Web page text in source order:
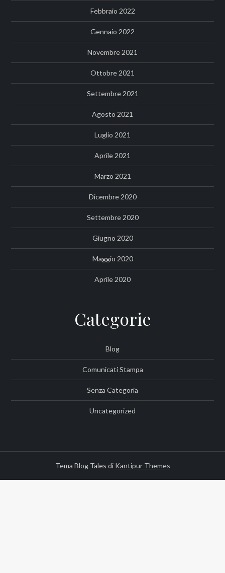
Febbraio 2022
Gennaio 2022
Novembre 2021
Ottobre 2021
Settembre 2021
Agosto 2021
Luglio 2021
Aprile 2021
Marzo 2021
Dicembre 2020
Settembre 2020
Giugno 2020
Maggio 2020
Aprile 2020
Categorie
Blog
Comunicati Stampa
Senza Categoria
Uncategorized
Tema Blog Tales di Kantipur Themes